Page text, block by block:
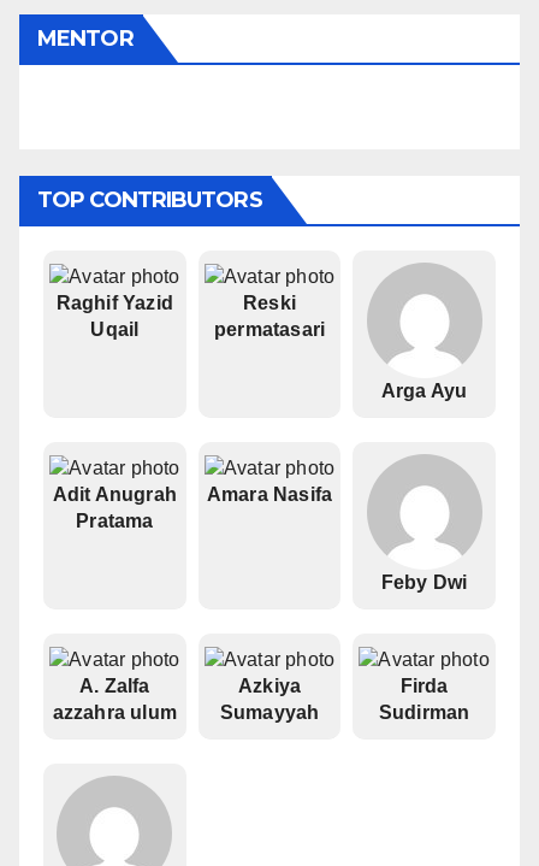
MENTOR
Gusnawati
TOP CONTRIBUTORS
Raghif Yazid
Uqail
Reski
permatasari
Arga Ayu
Adit Anugrah
Pratama
Amara Nasifa
Feby Dwi
A. Zalfa
azzahra ulum
Azkiya
Sumayyah
Firda
Sudirman